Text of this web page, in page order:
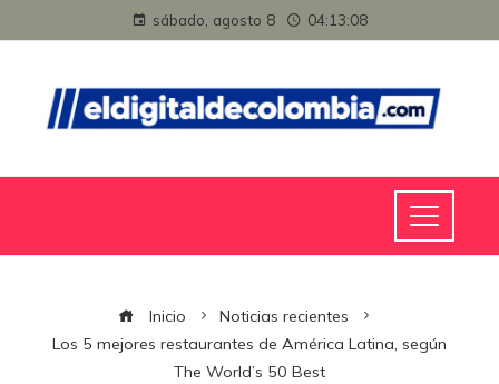
sábado, agosto 8 04:13:08
Inicio
Noticias recientes
Los 5 mejores restaurantes de América Latina, según
The World’s 50 Best